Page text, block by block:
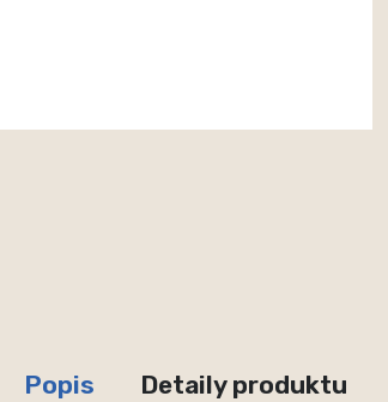
Popis Detaily produktu